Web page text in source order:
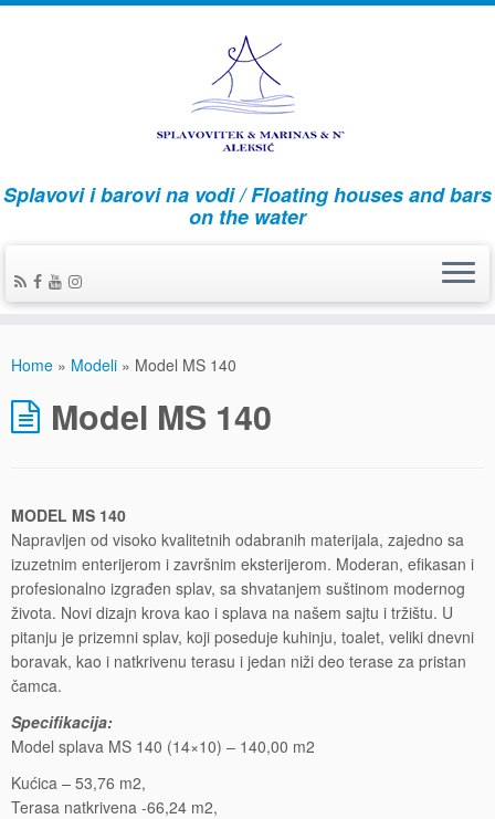
Splavovi i barovi na vodi / Floating houses and bars
on the water
Home » Modeli » Model MS 140
Model MS 140
MODEL MS 140
Napravljen od visoko kvalitetnih odabranih materijala, zajedno sa
izuzetnim enterijerom i završnim eksterijerom. Moderan, efikasan i
profesionalno izgrađen splav, sa shvatanjem suštinom modernog
života. Novi dizajn krova kao i splava na našem sajtu i tržištu. U
pitanju je prizemni splav, koji poseduje kuhinju, toalet, veliki dnevni
boravak, kao i natkrivenu terasu i jedan niži deo terase za pristan
čamca.
Specifikacija:
Model splava MS 140 (14×10) – 140,00 m2
Kućica – 53,76 m2,
Terasa natkrivena -66,24 m2,